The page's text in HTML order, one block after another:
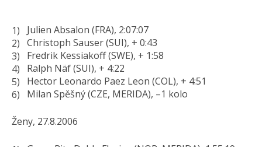
Julien Absalon (FRA), 2:07:07
Christoph Sauser (SUI), + 0:43
Fredrik Kessiakoff (SWE), + 1:58
Ralph Näf (SUI), + 4:22
Hector Leonardo Paez Leon (COL), + 4:51
Milan Spěšný (CZE, MERIDA), –1 kolo
Ženy, 27.8.2006